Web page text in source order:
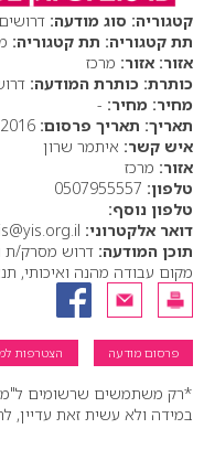
סוג מודעה: דרושים
תת קטגוריה:
אזור: מרכז
כותרת המודעה:
מחיר: -
תאריך פרסום:
איש קשר: איתמר שרון
אזור: מרכז
טלפון:
טלפון נוסף:
דואר אלקטרוני:
תוכן המודעה: דרוש מסרק/ת
מקום עבודה מהנה ואיכותי,
פרסום מודעה הצטרפות
*רק משתמשים שרשומים
במידה ולא עשית זאת עדיין,